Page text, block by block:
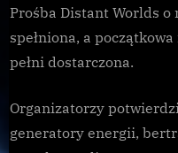
Prośba Distant Worlds o
spełniona, a
pełni dostarczona.
Organizatorzy
generatory energii,